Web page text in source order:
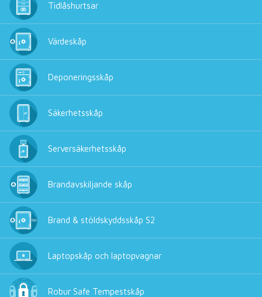
Tidlåshurtsar
Värdeskåp
Deponeringsskåp
Säkerhetsskåp
Serversäkerhetsskåp
Brandavskiljande skåp
Brand & stöldskyddsskåp S2
Laptopskåp och laptopvagnar
Robur Safe Tempestskåp